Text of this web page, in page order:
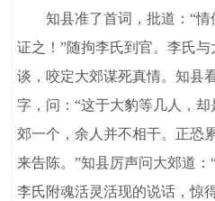
知县准了首词，批道：“情
证之！”随拘李氏到官。李氏
谈，咬定大郊谋死真情。知县
字，问：“这于大豹等几人，
郊一个，余人并不相干。正恐
来告陈。”知县厉声问大郊道
李氏附魂活灵活现的说话，惊